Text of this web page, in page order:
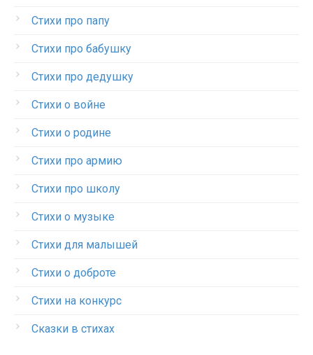
Стихи про папу
Стихи про бабушку
Стихи про дедушку
Стихи о войне
Стихи о родине
Стихи про армию
Стихи про школу
Стихи о музыке
Стихи для малышей
Стихи о доброте
Стихи на конкурс
Сказки в стихах